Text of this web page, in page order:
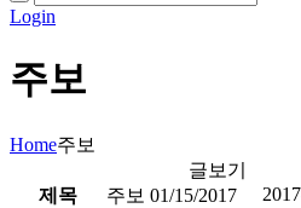
Login
주보
Home주보
글보기
제목
주보 01/15/2017